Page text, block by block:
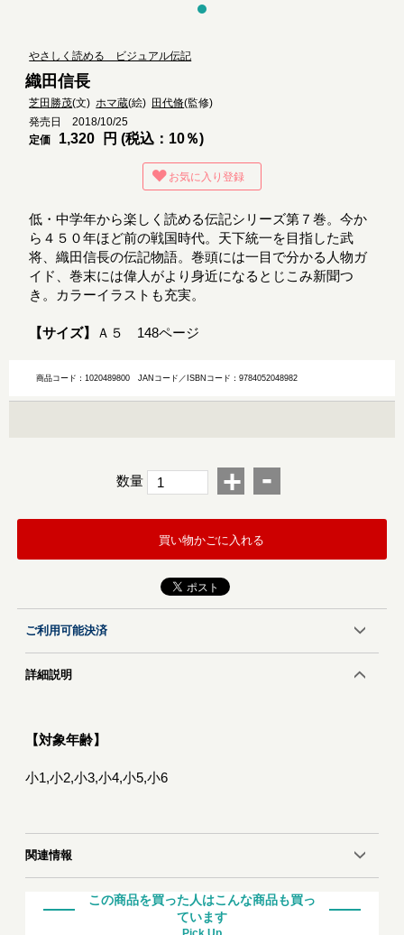
やさしく読める ビジュアル伝記
織田信長
芝田勝茂(文)ホマ蔵(絵) 田代脩(監修)
発売日 2018/10/25
定価
1,320 円 (税込：10％)
お気に入り登録
低・中学年から楽しく読める伝記シリーズ第７巻。今か
ら４５０年ほど前の戦国時代。天下統一を目指した武
将、織田信長の伝記物語。巻頭には一目で分かる人物ガ
イド、巻末には偉人がより身近になるとじこみ新聞つ
き。カラーイラストも充実。
【サイズ】 Ａ５ 148ページ
商品コード：1020489800JANコード／ISBNコード：9784052048982
数量 + -
買い物かごに入れる
ご利用可能決済
詳細説明
【対象年齢】
小1,小2,小3,小4,小5,小6
関連情報
この商品を買った人はこんな商品も買っ
ています